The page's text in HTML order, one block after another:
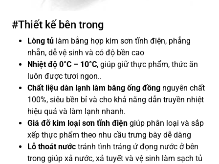
#Thiết kế bên trong
Lòng tủ làm bằng hợp kim sơn tĩnh điện, phẳng
nhẵn, dễ vệ sinh và có độ bền cao
Nhiệt độ 0°C – 10°C, giúp giữ thực phẩm, thức ăn
luôn được tươi ngon..
Chất liệu dàn lạnh làm bằng ống đồng nguyên chất
100%, siêu bền bỉ và cho khả năng dẫn truyền nhiệt
hiệu quả và làm lạnh nhanh.
Giá đỡ kim loại sơn tĩnh điện giúp phân loại và sắp
xếp thực phẩm theo nhu cầu trưng bày dễ dàng
Lỗ thoát nước tránh tình tráng ứ đọng nước ở bên
trong giúp xả nước, xả tuyết và vệ sinh làm sạch tủ